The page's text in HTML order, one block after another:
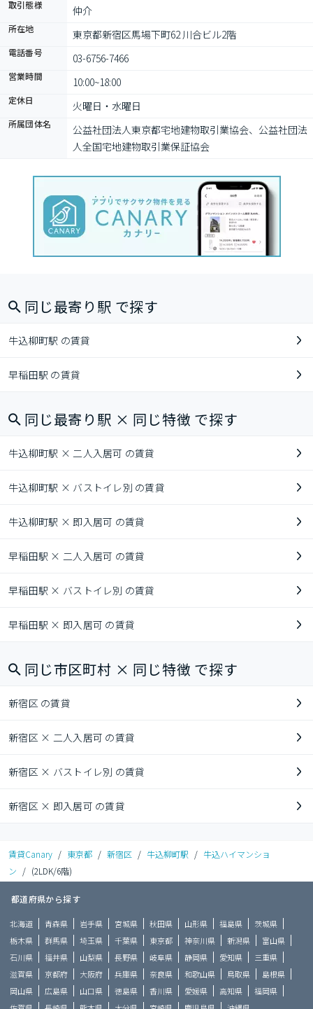
取引態様 仲介
所在地 東京都新宿区馬場下町62 川合ビル2階
電話番号 03-6756-7466
営業時間 10:00~18:00
定休日 火曜日・水曜日
所属団体名
公益社団法⼈東京都宅地建物取引業協会、公益社団法
⼈全国宅地建物取引業保証協会
同じ最寄り駅 で探す
牛込柳町駅 の賃貸
早稲田駅 の賃貸
同じ最寄り駅 × 同じ特徴 で探す
牛込柳町駅 × 二人入居可 の賃貸
牛込柳町駅 × バストイレ別 の賃貸
牛込柳町駅 × 即入居可 の賃貸
早稲田駅 × 二人入居可 の賃貸
早稲田駅 × バストイレ別 の賃貸
早稲田駅 × 即入居可 の賃貸
同じ市区町村 × 同じ特徴 で探す
新宿区 の賃貸
新宿区 × 二人入居可 の賃貸
新宿区 × バストイレ別 の賃貸
新宿区 × 即入居可 の賃貸
賃貸Canary / 東京都 / 新宿区 / 牛込柳町駅 / 牛込ハイマンショ
ン / (2LDK/6階)
都道府県から探す
北海道 青森県 岩手県 宮城県 秋田県 山形県 福島県
茨城県
栃木県
群馬県 埼玉県 千葉県 東京都 神奈川県 新潟県
富山県
石川県
福井県 山梨県 長野県 岐阜県 静岡県 愛知県
三重県
滋賀県
京都府 大阪府 兵庫県 奈良県 和歌山県 鳥取県
島根県
岡山県
広島県 山口県 徳島県 香川県 愛媛県 高知県
福岡県